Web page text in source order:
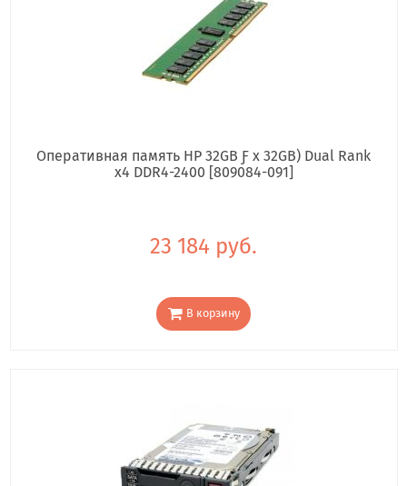
Оперативная память HP 32GB Ƒ x 32GB) Dual Rank
x4 DDR4-2400 [809084-091]
23 184 руб.
В корзину